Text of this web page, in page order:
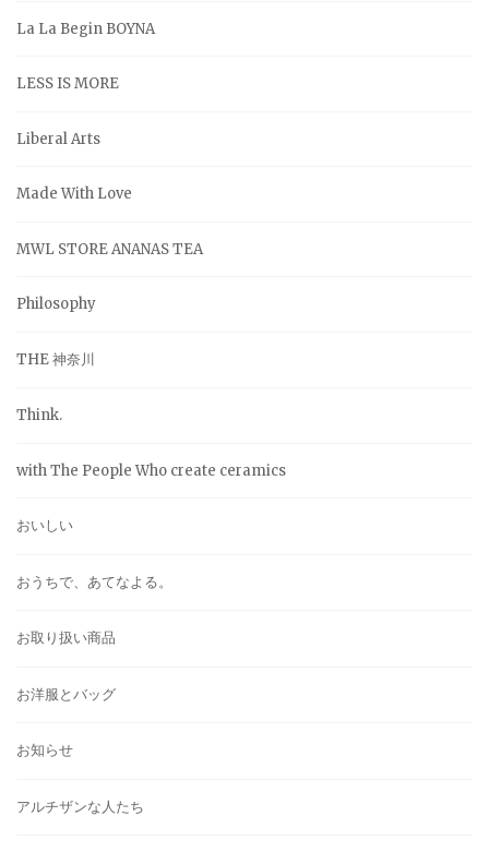
La La Begin BOYNA
LESS IS MORE
Liberal Arts
Made With Love
MWL STORE ANANAS TEA
Philosophy
THE 神奈川
Think.
with The People Who create ceramics
おいしい
おうちで、あてなよる。
お取り扱い商品
お洋服とバッグ
お知らせ
アルチザンな人たち